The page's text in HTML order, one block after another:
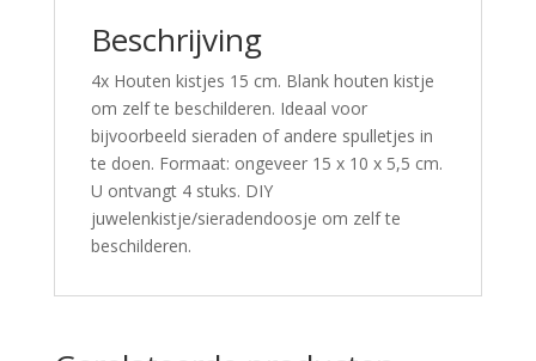
Beschrijving
4x Houten kistjes 15 cm. Blank houten kistje
om zelf te beschilderen. Ideaal voor
bijvoorbeeld sieraden of andere spulletjes in
te doen. Formaat: ongeveer 15 x 10 x 5,5 cm.
U ontvangt 4 stuks. DIY
juwelenkistje/sieradendoosje om zelf te
beschilderen.